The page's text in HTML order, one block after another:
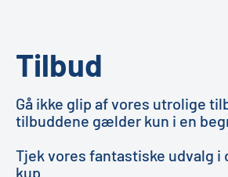
Tilbud
Gå ikke glip af vores utrolige
tilbuddene gælder kun i en
Tjek vores fantastiske udvalg i
kup